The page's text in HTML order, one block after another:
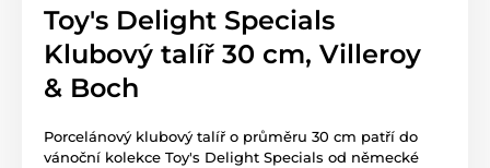
Toy's Delight Specials
Klubový talíř 30 cm, Villeroy
& Boch
Porcelánový klubový talíř o průměru 30 cm patří do
vánoční kolekce Toy's Delight Specials od německé